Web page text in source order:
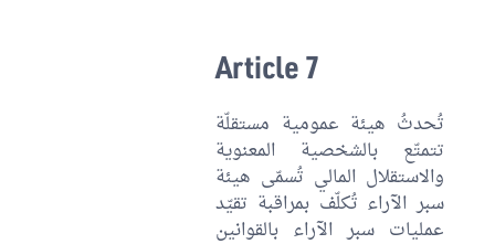
Article 7
تُحدثُ هيئة عمومية مستقلّة
تتمتّع بالشخصية المعنوية
والاستقلال المالي تُسمّى هيئة
سبر الآراء تُكلّف بمراقبة تقيّد
عمليات سبر الآراء بالقوانين